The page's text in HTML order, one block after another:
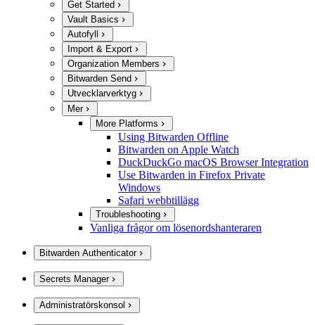
Get Started
Vault Basics
Autofyll
Import & Export
Organization Members
Bitwarden Send
Utvecklarverktyg
Mer
More Platforms
Using Bitwarden Offline
Bitwarden on Apple Watch
DuckDuckGo macOS Browser Integration
Use Bitwarden in Firefox Private
Windows
Safari webbtillägg
Troubleshooting
Vanliga frågor om lösenordshanteraren
Bitwarden Authenticator
Secrets Manager
Administratörskonsol